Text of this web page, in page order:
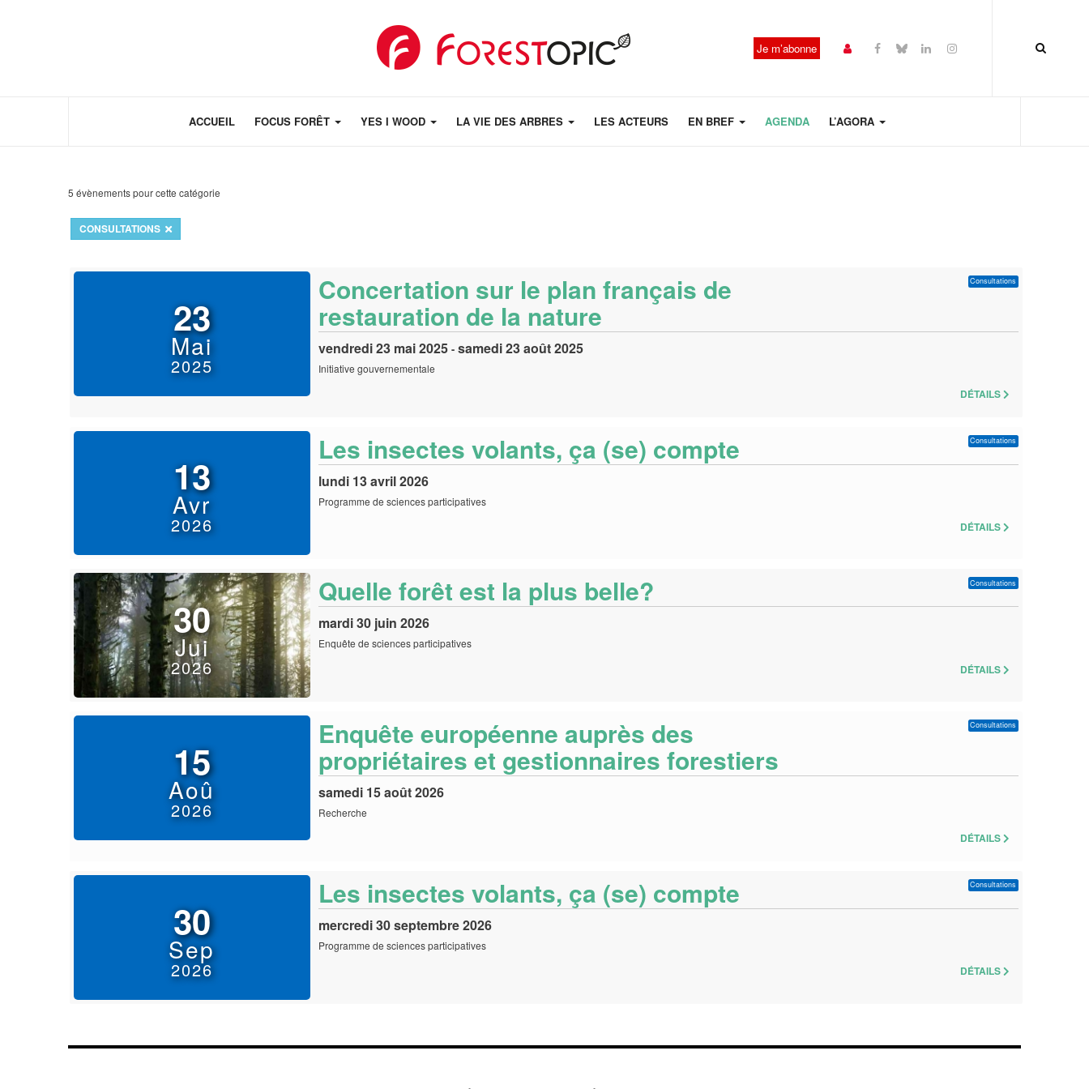
Je m’abonne
ACCUEIL FOCUS FORÊT YES I WOOD LA VIE DES ARBRES LES ACTEURS EN BREF AGENDA L’AGORA
5 évènements pour cette catégorie
CONSULTATIONS
23
Mai
2025
Concertation sur le plan français de
restauration de la nature
Consultations
vendredi 23 mai 2025- samedi 23 août 2025
Initiative gouvernementale
DÉTAILS
13
Avr
2026
Les insectes volants, ça (se) compte Consultations
lundi 13 avril 2026
Programme de sciences participatives
DÉTAILS
30
Jui
2026
Quelle forêt est la plus belle? Consultations
mardi 30 juin 2026
Enquête de sciences participatives
DÉTAILS
15
Aoû
2026
Enquête européenne auprès des
propriétaires et gestionnaires forestiers
Consultations
samedi 15 août 2026
Recherche
DÉTAILS
30
Sep
2026
Les insectes volants, ça (se) compte Consultations
mercredi 30 septembre 2026
Programme de sciences participatives
DÉTAILS